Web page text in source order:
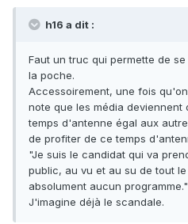
h16 a dit :
Faut un truc qui permette de
la poche.
Accessoirement, une fois
note que les média deviennent
temps d'antenne égal aux
de profiter de ce temps
"Je suis le candidat qui va
public, au vu et au su de tout
absolument aucun programme."
J'imagine déjà le scandale.